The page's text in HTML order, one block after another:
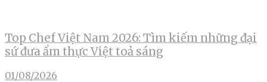
Top Chef Việt Nam 2026: Tìm kiếm những đại
sứ đưa ẩm thực Việt toả sáng
01/08/2026